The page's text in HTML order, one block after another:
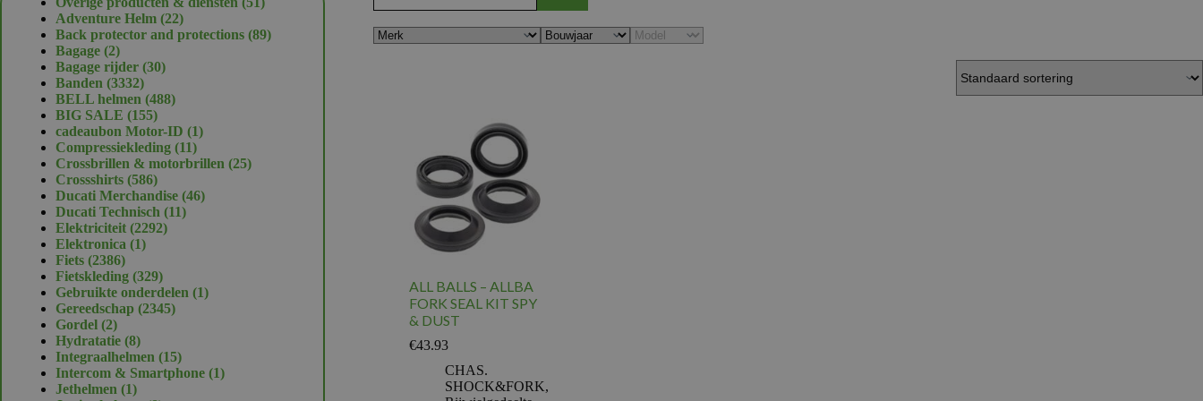
ALL BALLS – ALLBA
FORK SEAL KIT SPY
& DUST
€43.93
CHAS.
SHOCK&FORK,
Adventure Helm 2222
producten
Back protector and protections 8989
Bagage 22
producten
Bagage rijder 3030
Banden 33323332
producten
BELL helmen 488488
BIG SALE 155155
producten
cadeaubon Motor-ID 11
Compressiekleding 1111
producten
Crossbrillen & motorbrillen 2525
Crossshirts 586586
producten
Ducati Merchandise 4646
Ducati Technisch 1111
Elektriciteit 22922292
Elektronica 11
Fiets 23862386
producten
Fietskleding 329329
producten
Gebruikte onderdelen 11
Gereedschap 23452345
Gordel 22
producten
Hydratatie 88
producten
Integraalhelmen 1515
producten
Intercom & Smartphone 11
Jethelmen 11